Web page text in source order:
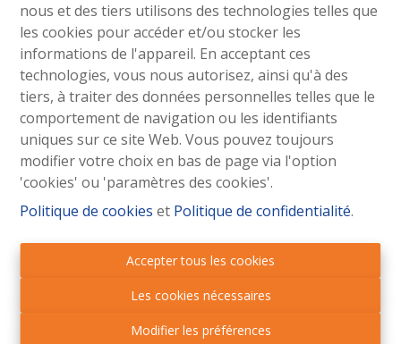
nous et des tiers utilisons des technologies telles que
les cookies pour accéder et/ou stocker les
informations de l'appareil. En acceptant ces
technologies, vous nous autorisez, ainsi qu'à des
tiers, à traiter des données personnelles telles que le
comportement de navigation ou les identifiants
uniques sur ce site Web. Vous pouvez toujours
modifier votre choix en bas de page via l'option
'cookies' ou 'paramètres des cookies'.
Politique de cookies et Politique de confidentialité.
Accepter tous les cookies
Les cookies nécessaires
Modifier les préférences
Oups, cette page n'existe
plus
À Vendre À Louer